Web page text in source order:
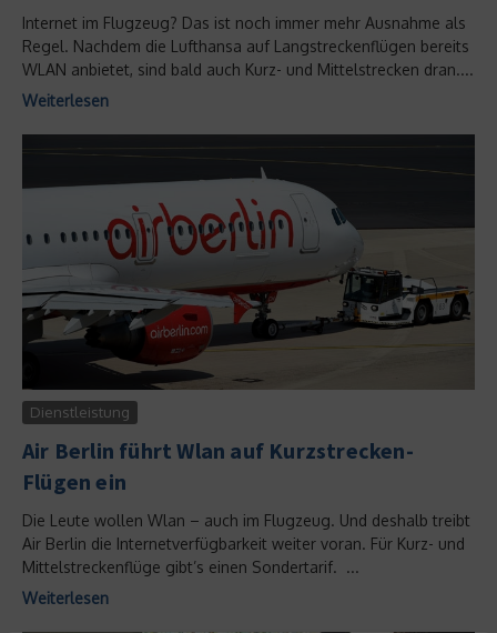
Internet im Flugzeug? Das ist noch immer mehr Ausnahme als
Regel. Nachdem die Lufthansa auf Langstreckenflügen bereits
WLAN anbietet, sind bald auch Kurz- und Mittelstrecken dran....
Weiterlesen
Dienstleistung
Air Berlin führt Wlan auf Kurzstrecken-
Flügen ein
Die Leute wollen Wlan – auch im Flugzeug. Und deshalb treibt
Air Berlin die Internetverfügbarkeit weiter voran. Für Kurz- und
Mittelstreckenflüge gibt’s einen Sondertarif. ...
Weiterlesen